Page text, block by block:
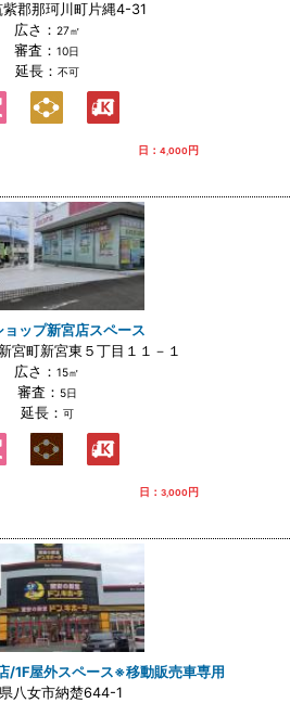
郡那珂川町片縄4-31
広さ： 27㎡
審査： 10日
延長： 不可
日： 4,000円
ョップ新宮店スペース
宮町新宮東５丁目１１－１
広さ： 15㎡
審査： 5日
延長： 可
日： 3,000円
/1F屋外スペース※移動販売車専用
八女市納楚644-1